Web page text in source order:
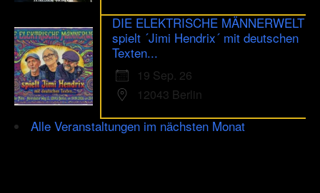
DIE ELEKTRISCHE MÄNNERWELT
spielt ´Jimi Hendrix´ mit deutschen
Texten...
19 Sep. 26
12043 Berlin
Alle Veranstaltungen im nächsten Monat